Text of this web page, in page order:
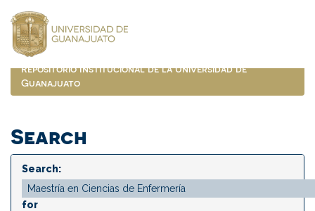
navigation
Repositorio Institucional de la Universidad de
Guanajuato
Search
Search:
for